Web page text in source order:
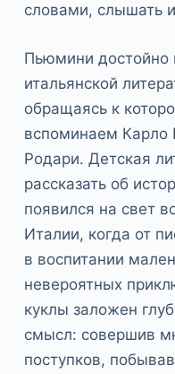
словами, слышать
Пьюмини
итальянской
обращаясь к
вспоминаем
Родари. Детская
рассказать об
появился на свет
Италии, когда от
в воспитании
невероятных
куклы заложен
смысл: совершив
поступков,